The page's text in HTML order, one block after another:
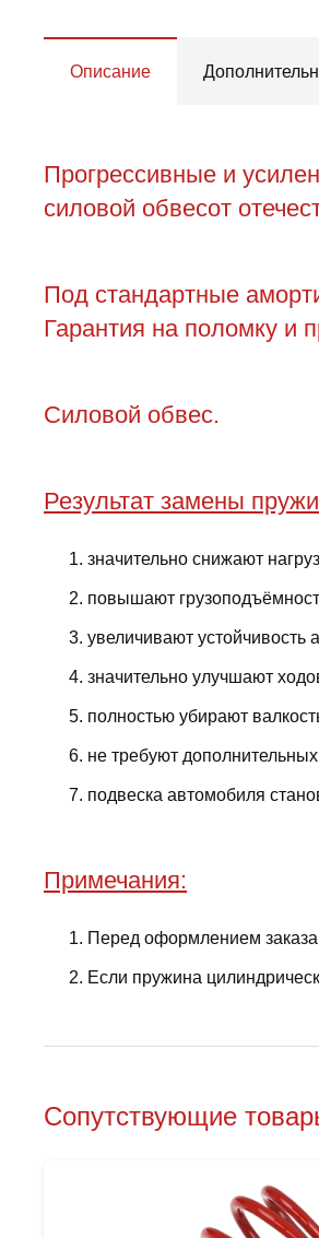
Описание
Прогрессивные и
силовой обвесот
Под стандартные
Гарантия на поломку и
Cиловой обвес.
Результат замены
значительно снижают
повышают
увеличивают
значительно улучшают
полностью убирают
не требуют
подвеска автомобиля
Примечания:
Перед оформлением
Если пружина
Сопутствующие